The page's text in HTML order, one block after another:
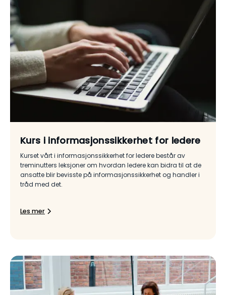
Kurs i informasjonssikkerhet for ledere
Kurset vårt i informasjonssikkerhet for ledere består av
treminutters leksjoner om hvordan ledere kan bidra til at de
ansatte blir bevisste på informasjonssikkerhet og handler i
tråd med det.
Les mer